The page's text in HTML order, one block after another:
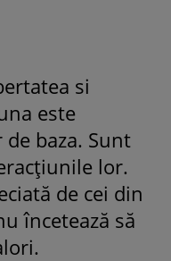
si
este
baza. Sunt
lor.
de cei din
încetează să